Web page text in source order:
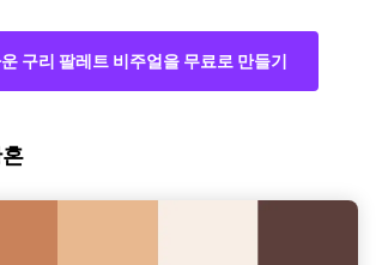
구리 팔레트 비주얼을 무료로 만들기